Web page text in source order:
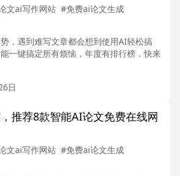
文ai写作网站 #免费ai论文生成
，遇到难写文章都会想到使用AI轻松搞
一键搞定所有烦恼，年度有排行榜，快来
日
推荐8款智能AI论文免费在线网
文ai写作网站 #免费ai论文生成